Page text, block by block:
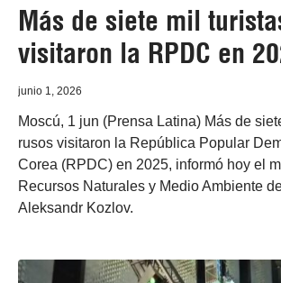
Más de siete mil
visitaron la RPDC en
junio 1, 2026
Moscú, 1 jun (Prensa Latina) Más de
rusos visitaron la República Popular
Corea (RPDC) en 2025, informó hoy el
Recursos Naturales y Medio Ambiente
Aleksandr Kozlov.